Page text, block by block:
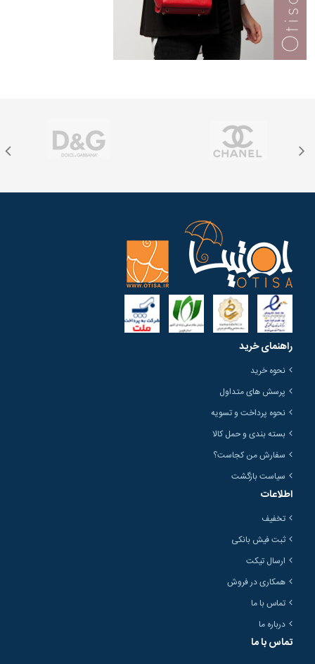
راهنمای خرید
نحوه خرید
پرسش های متداول
نحوه پرداخت و تسویه
بسته بندی و حمل کالا
سفارش من کجاست؟
سیاست بازگشت
اطلاعات
تخفیف
ثبت فیش بانکی
ارسال تیکت
همکاری در فروش
تماس با ما
درباره ما
تماس با ما